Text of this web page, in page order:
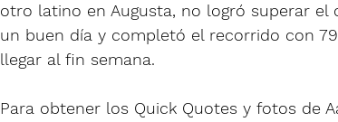
otro latino en Augusta, no logró superar
un buen día y completó el recorrido con
llegar al fin semana.
Para obtener los Quick Quotes y fotos de